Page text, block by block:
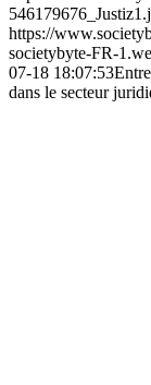
https://
societybyte-FR-
07-18 18:07:53
dans le secteur